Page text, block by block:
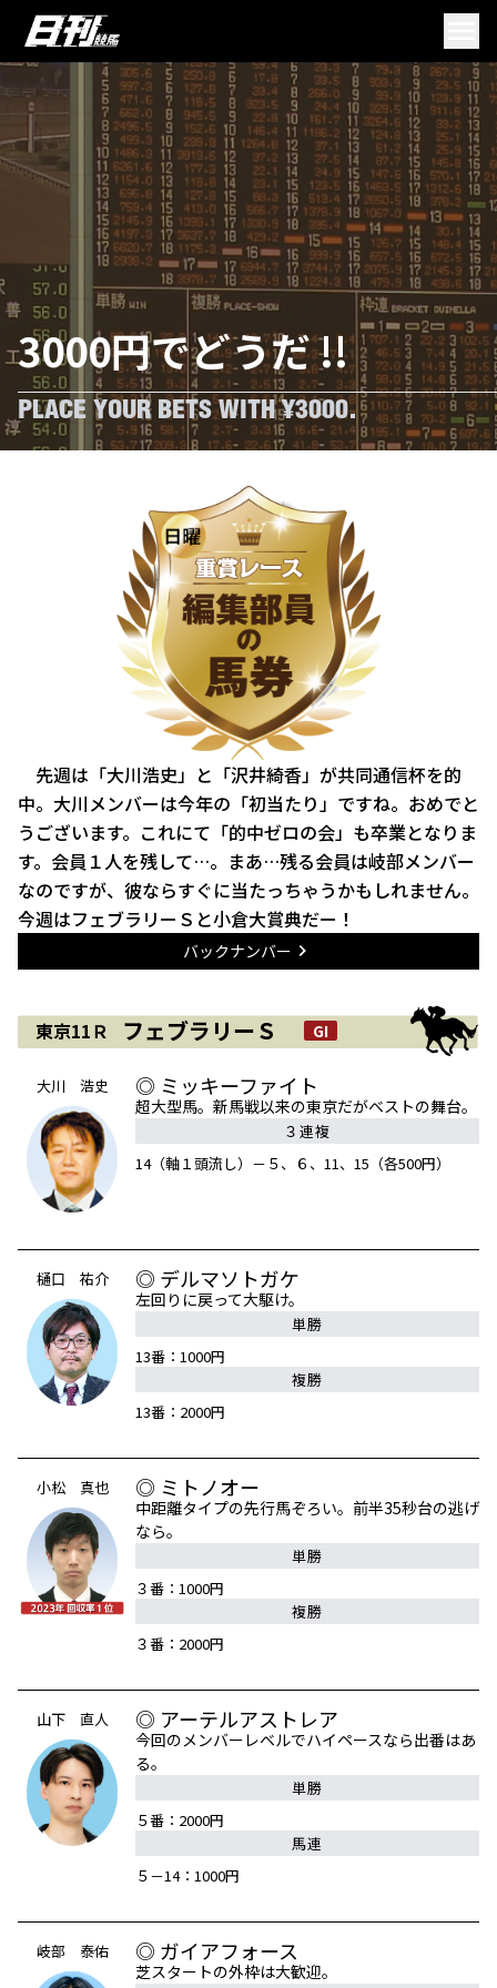
3000円でどうだ !!
PLACE YOUR BETS WITH ¥3000.
先週は「大川浩史」と「沢井綺香」が共同通信杯を的
中。大川メンバーは今年の「初当たり」ですね。おめでと
うございます。これにて「的中ゼロの会」も卒業となりま
す。会員１人を残して…。まあ…残る会員は岐部メンバー
なのですが、彼ならすぐに当たっちゃうかもしれません。
今週はフェブラリーＳと小倉大賞典だー！
バックナンバー
東京11Ｒ フェブラリーＳ GI
大川 浩史 ◎ ミッキーファイト
超大型馬。新馬戦以来の東京だがベストの舞台。
３連複
14（軸１頭流し）－５、６、11、15（各500円）
樋口 祐介 ◎ デルマソトガケ
左回りに戻って大駆け。
単勝
13番：1000円
複勝
13番：2000円
小松 真也 ◎ ミトノオー
中距離タイプの先行馬ぞろい。前半35秒台の逃げ
なら。
単勝
３番：1000円
複勝
３番：2000円
山下 直人 ◎ アーテルアストレア
今回のメンバーレベルでハイペースなら出番はあ
る。
単勝
５番：2000円
馬連
５－14：1000円
岐部 泰佑 ◎ ガイアフォース
芝スタートの外枠は大歓迎。